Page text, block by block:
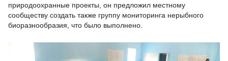
природоохранные проекты, он предложил местному
сообществу создать также группу мониторинга нерыбного
биоразнообразия, что было выполнено.